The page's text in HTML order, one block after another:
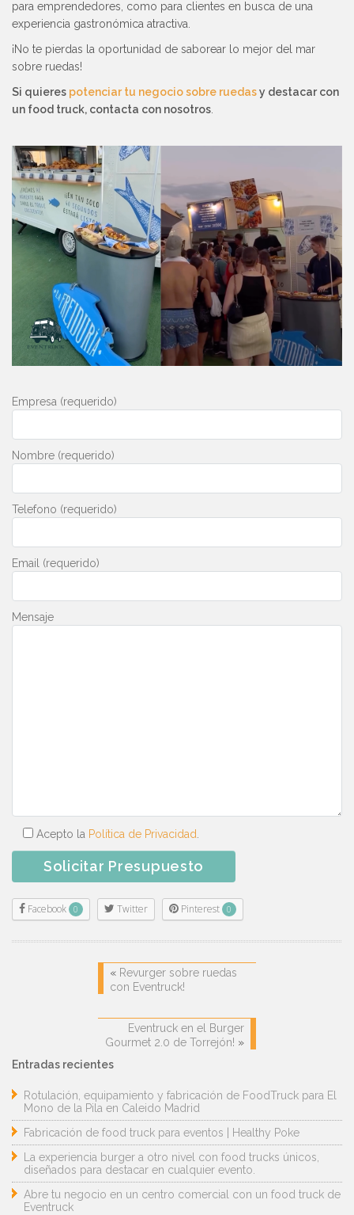
para emprendedores, como para clientes en busca de una
experiencia gastronómica atractiva.
¡No te pierdas la oportunidad de saborear lo mejor del mar
sobre ruedas!
Si quieres potenciar tu negocio sobre ruedasy destacar con
un food truck, contacta con nosotros
Empresa (requerido)
Nombre (requerido)
Telefono (requerido)
Email (requerido)
Mensaje
Acepto la Política de Privacidad.
Facebook 0 Twitter Pinterest 0
« Revurger sobre ruedas
con Eventruck!
Eventruck en el Burger
Gourmet 2.0 de Torrejón! »
Entradas recientes
Rotulación, equipamiento y fabricación de FoodTruck para El
Mono de la Pila en Caleido Madrid
Fabricación de food truck para eventos | Healthy Poke
La experiencia burger a otro nivel con food trucks únicos,
diseñados para destacar en cualquier evento.
Abre tu negocio en un centro comercial con un food truck de
Eventruck